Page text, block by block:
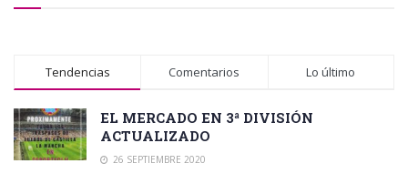
Tendencias Comentarios Lo último
EL MERCADO EN 3ª DIVISIÓN
ACTUALIZADO
26 SEPTIEMBRE 2020